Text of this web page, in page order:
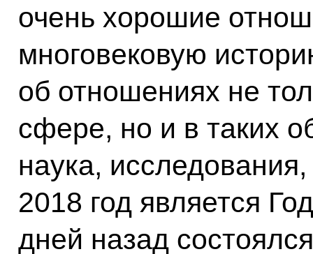
очень хорошие
многовековую
об отношениях не
сфере, но и в таких
наука,
2018 год является
дней назад